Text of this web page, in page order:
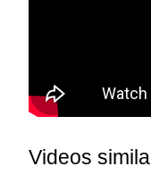
Videos